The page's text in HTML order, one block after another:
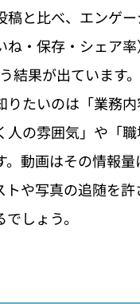
稿と比べ、エンゲ
ね・保存・シェア
結果が出ています。
りたいのは「業務
人の雰囲気」や「職
。動画はその情報量
トや写真の追随を
しょう。